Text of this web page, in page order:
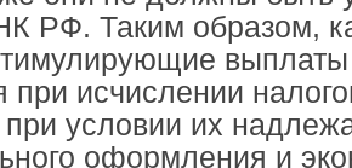
РФ. Таким образом,
выплаты
при исчислении
условии их
оформления и